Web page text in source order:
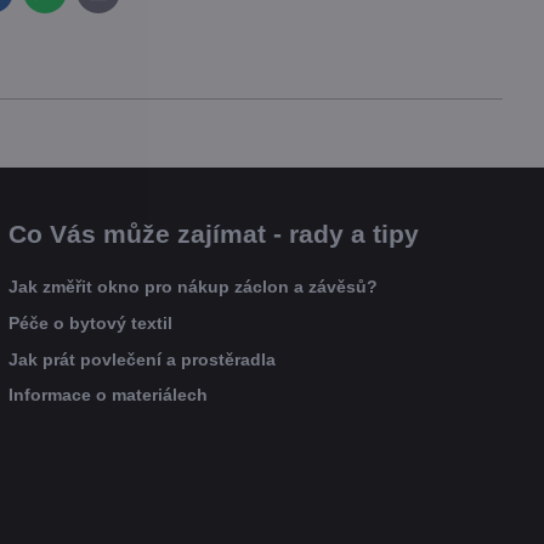
mail
Co Vás může zajímat - rady a tipy
Jak změřit okno pro nákup záclon a závěsů?
Péče o bytový textil
Jak prát povlečení a prostěradla
Informace o materiálech